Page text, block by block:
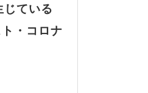
じている
・コロナ